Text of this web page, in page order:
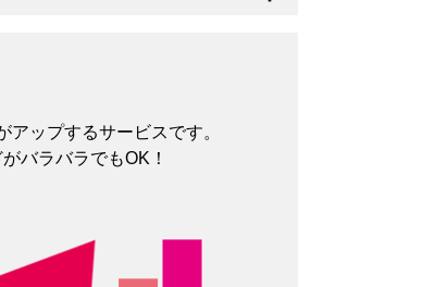
くくなります。
6オンス
ップするサービスです。
バラバラでもOK！